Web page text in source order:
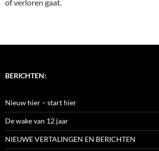
of verloren gaat.
BERICHTEN:
Nieuw hier – start hier
De wake van 12 jaar
NIEUWE VERTALINGEN EN BERICHTEN